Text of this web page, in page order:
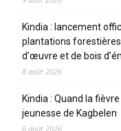
Kindia : lancement
plantations
d’œuvre et de bois
8 août 2026
Kindia : Quand la
jeunesse de Kagbelen
6 août 2026